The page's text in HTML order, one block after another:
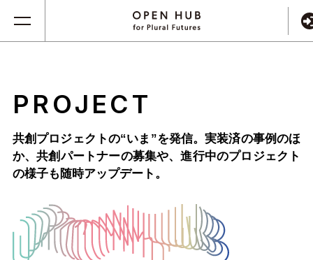
PROJECT
共創プロジェクトの“いま”を発信。実装済の事例のほ
か、共創パートナーの募集や、進行中のプロジェクト
の様子も随時アップデート。